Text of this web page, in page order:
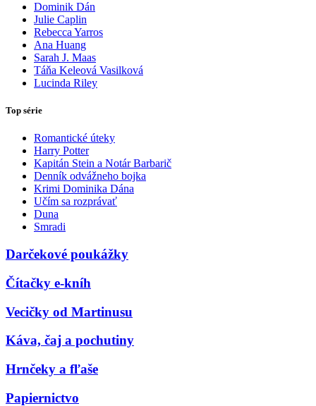
Dominik Dán
Julie Caplin
Rebecca Yarros
Ana Huang
Sarah J. Maas
Táňa Keleová Vasilková
Lucinda Riley
Top série
Romantické úteky
Harry Potter
Kapitán Stein a Notár Barbarič
Denník odvážneho bojka
Krimi Dominika Dána
Učím sa rozprávať
Duna
Smradi
Darčekové poukážky
Čítačky e-kníh
Vecičky od Martinusu
Káva, čaj a pochutiny
Hrnčeky a fľaše
Papiernictvo